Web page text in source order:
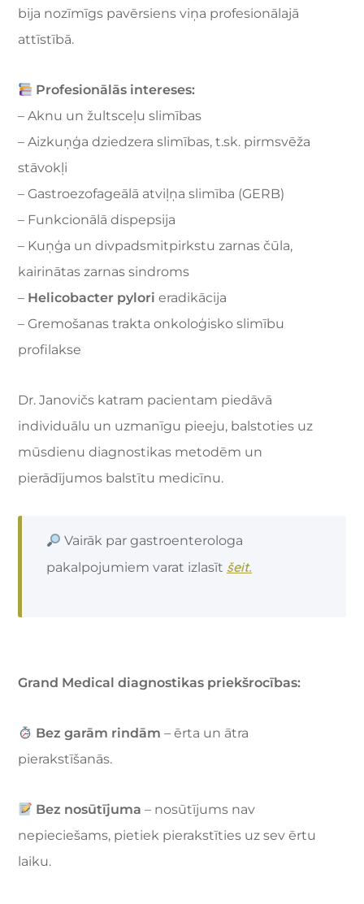
bija nozīmīgs pavērsiens viņa profesionālajā
attīstībā.
Profesionālās intereses:
– Aknu un žultsceļu slimības
– Aizkuņģa dziedzera slimības, t.sk. pirmsvēža
stāvokļi
– Gastroezofageālā atviļņa slimība (GERB)
– Funkcionālā dispepsija
– Kuņģa un divpadsmitpirkstu zarnas čūla,
kairinātas zarnas sindroms
– Helicobacter pylori eradikācija
– Gremošanas trakta onkoloģisko slimību
profilakse
Dr. Janovičs katram pacientam piedāvā
individuālu un uzmanīgu pieeju, balstoties uz
mūsdienu diagnostikas metodēm un
pierādījumos balstītu medicīnu.
Vairāk par gastroenterologa
pakalpojumiem varat izlasīt šeit.
Grand Medical diagnostikas priekšrocības:
Bez garām rindām – ērta un ātra
pierakstīšanās.
Bez nosūtījuma – nosūtījums nav
nepieciešams, pietiek pierakstīties uz sev ērtu
laiku.